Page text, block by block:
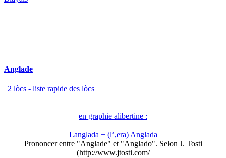
Anglade
| 2 lòcs - liste rapide des lòcs
en graphie alibertine :
Langlada + (l’,era) Anglada
Prononcer entre "Anglade" et "Anglado". Selon J. Tosti
(http://www.jtosti.com/